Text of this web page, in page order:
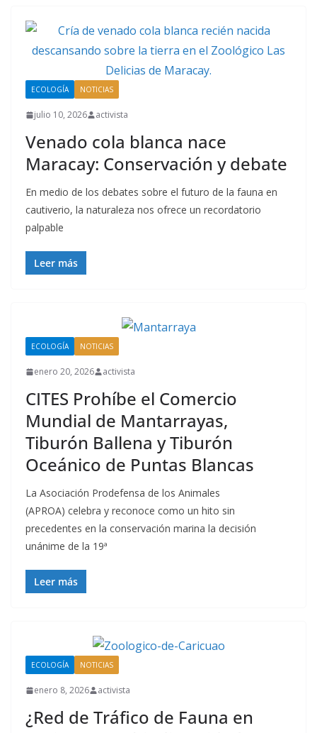
ECOLOGÍA NOTICIAS
julio 10, 2026 activista
Venado cola blanca nace
Maracay: Conservación y debate
En medio de los debates sobre el futuro de la fauna en
cautiverio, la naturaleza nos ofrece un recordatorio
palpable
Leer más
ECOLOGÍA NOTICIAS
enero 20, 2026 activista
CITES Prohíbe el Comercio
Mundial de Mantarrayas,
Tiburón Ballena y Tiburón
Oceánico de Puntas Blancas
La Asociación Prodefensa de los Animales
(APROA) celebra y reconoce como un hito sin
precedentes en la conservación marina la decisión
unánime de la 19ª
Leer más
ECOLOGÍA NOTICIAS
enero 8, 2026 activista
¿Red de Tráfico de Fauna en